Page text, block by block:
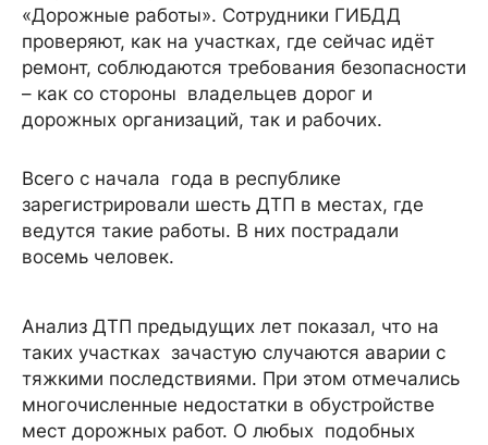
«Дорожные работы». Сотрудники ГИБДД
проверяют, как на участках, где сейчас идёт
ремонт, соблюдаются требования безопасности
– как со стороны владельцев дорог и
дорожных организаций, так и рабочих.
Всего с начала года в республике
зарегистрировали шесть ДТП в местах, где
ведутся такие работы. В них пострадали
восемь человек.
Анализ ДТП предыдущих лет показал, что на
таких участках зачастую случаются аварии с
тяжкими последствиями. При этом отмечались
многочисленные недостатки в обустройстве
мест дорожных работ. О любых подобных